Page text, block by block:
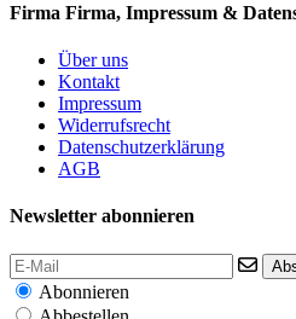
Firma Firma, Impressum &
Über uns
Kontakt
Impressum
Widerrufsrecht
Datenschutzerklärung
AGB
Newsletter abonnieren
Abonnieren